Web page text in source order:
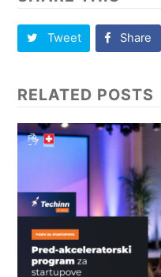
Tweet Share
RELATED POSTS